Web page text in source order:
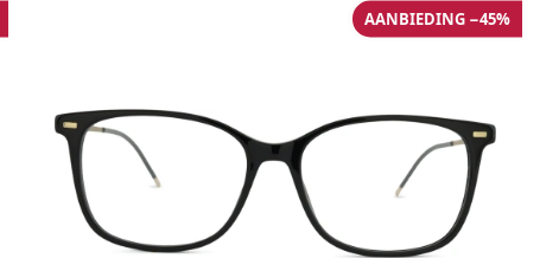
AANBIEDING −45%